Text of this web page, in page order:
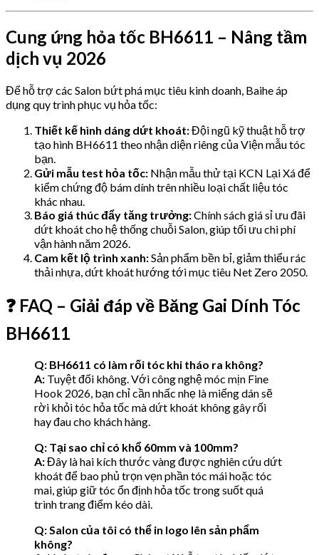
Cung ứng hỏa tốc BH6611 – Nâng tầm
dịch vụ 2026
Để hỗ trợ các Salon bứt phá mục tiêu kinh doanh, Baihe áp
dụng quy trình phục vụ hỏa tốc:
Thiết kế hình dáng dứt khoát:Đội ngũ kỹ thuật hỗ trợ
tạo hình BH6611 theo nhận diện riêng của Viện mẫu tóc
bạn.
Gửi mẫu test hỏa tốc: Nhận mẫu thử tại KCN Lại Xá để
kiểm chứng độ bám dính trên nhiều loại chất liệu tóc
khác nhau.
Báo giá thúc đẩy tăng trưởng:Chính sách giá sỉ ưu đãi
dứt khoát cho hệ thống chuỗi Salon, giúp tối ưu chi phí
vận hành năm 2026.
Cam kết lộ trình xanh:Sản phẩm bền bỉ, giảm thiểu rác
thải nhựa, dứt khoát hướng tới mục tiêu Net Zero 2050.
❓ FAQ – Giải đáp về Băng Gai Dính Tóc
BH6611
Q: BH6611 có làm rối tóc khi tháo ra không?
A: Tuyệt đối không. Với công nghệ móc mịn Fine
Hook 2026, bạn chỉ cần nhấc nhẹ là miếng dán sẽ
rời khỏi tóc hỏa tốc mà dứt khoát không gây rối
hay đau cho khách hàng.
Q: Tại sao chỉ có khổ 60mm và 100mm?
A:Đây là hai kích thước vàng được nghiên cứu dứt
khoát để bao phủ trọn vẹn phần tóc mái hoặc tóc
mai, giúp giữ tóc ổn định hỏa tốc trong suốt quá
trình trang điểm kéo dài.
Q: Salon của tôi có thể in logo lên sản phẩm
không?